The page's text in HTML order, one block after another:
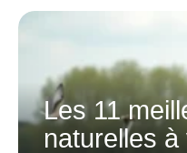
Les 11
naturelles